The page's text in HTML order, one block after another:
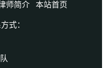
师简介 本站首页
式：